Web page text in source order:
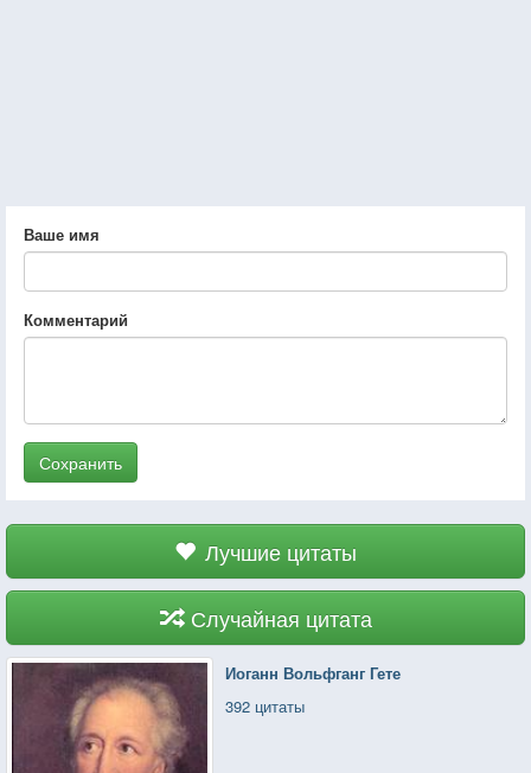
Ваше имя
Комментарий
Сохранить
Лучшие цитаты
Случайная цитата
Иоганн Вольфганг Гете
392 цитаты